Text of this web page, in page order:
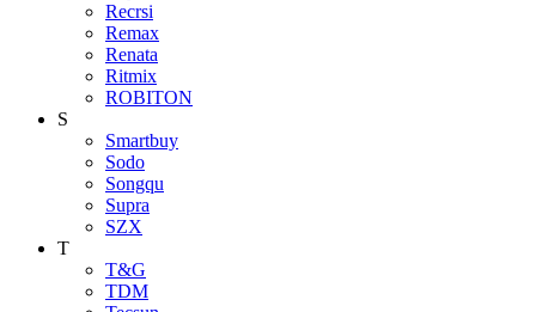
Recrsi
Remax
Renata
Ritmix
ROBITON
S
Smartbuy
Sodo
Songqu
Supra
SZX
T
T&G
TDM